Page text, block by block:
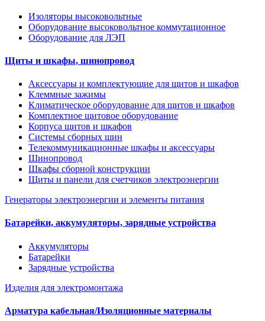
Изоляторы высоковольтные
Оборудование высоковольтное коммутационное
Оборудование для ЛЭП
Щиты и шкафы, шинопровод
Аксессуары и комплектующие для щитов и шкафов
Клеммные зажимы
Климатическое оборудование для щитов и шкафов
Комплектное щитовое оборудование
Корпуса щитов и шкафов
Системы сборных шин
Телекоммуникационные шкафы и аксессуары
Шинопровод
Шкафы сборной конструкции
Щиты и панели для счетчиков электроэнергии
Генераторы электроэнергии и элементы питания
Батарейки, аккумуляторы, зарядные устройства
Аккумуляторы
Батарейки
Зарядные устройства
Изделия для электромонтажа
Арматура кабельная/Изоляционные материалы